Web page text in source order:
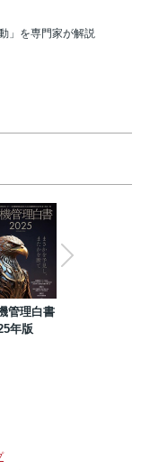
」を専門家が解説
管理白書
年版